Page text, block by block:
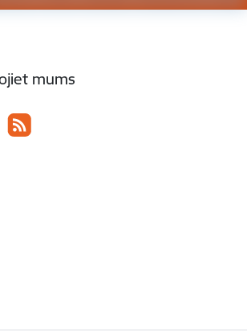
mums